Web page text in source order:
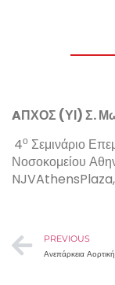
AΠΧΟΣ (ΥΙ) Σ.
4ο Σεμινάριο
Νοσοκομείου
PREVIOUS